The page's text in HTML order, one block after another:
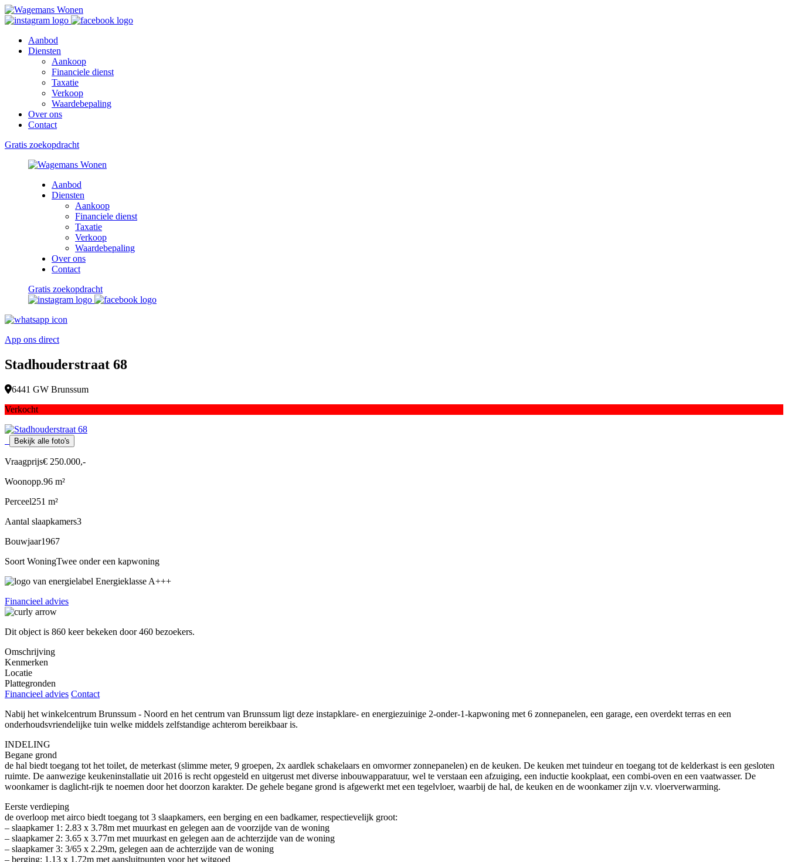
Aanbod
Diensten
Aankoop
Financiele dienst
Taxatie
Verkoop
Waardebepaling
Over ons
Contact
Gratis zoekopdracht
Aanbod
Diensten
Aankoop
Financiele dienst
Taxatie
Verkoop
Waardebepaling
Over ons
Contact
Gratis zoekopdracht
App ons direct
Stadhouderstraat 68
6441 GW Brunssum
Verkocht
Bekijk alle foto's
Vraagprijs€ 250.000,-
Woonopp.96 m²
Perceel251 m²
Aantal slaapkamers3
Bouwjaar1967
Soort WoningTwee onder een kapwoning
Energieklasse A+++
Financieel advies
Dit object is 860 keer bekeken door460 bezoekers.
Omschrijving
Kenmerken
Locatie
Plattegronden
Financieel advies Contact
Nabij het winkelcentrum Brunssum - Noord en het centrum van Brunssum ligt deze instapklare- en energiezuinige 2-onder-1-kapwoning met 6 zonnepanelen, een garage, een overdekt terras en een
onderhoudsvriendelijke tuin welke middels zelfstandige achterom bereikbaar is.
INDELING
Begane grond
de hal biedt toegang tot het toilet, de meterkast (slimme meter, 9 groepen, 2x aardlek schakelaars en omvormer zonnepanelen) en de keuken. De keuken met tuindeur en toegang tot de kelderkast is een gesloten
ruimte. De aanwezige keukeninstallatie uit 2016 is recht opgesteld en uitgerust met diverse inbouwapparatuur, wel te verstaan een afzuiging, een inductie kookplaat, een combi-oven en een vaatwasser. De
woonkamer is daglicht-rijk te noemen door het doorzon karakter. De gehele begane grond is afgewerkt met een tegelvloer, waarbij de hal, de keuken en de woonkamer zijn v.v. vloerverwarming.
Eerste verdieping
de overloop met airco biedt toegang tot 3 slaapkamers, een berging en een badkamer, respectievelijk groot:
– slaapkamer 1: 2.83 x 3.78m met muurkast en gelegen aan de voorzijde van de woning
– slaapkamer 2: 3.65 x 3.77m met muurkast en gelegen aan de achterzijde van de woning
– slaapkamer 3: 3/65 x 2.29m, gelegen aan de achterzijde van de woning
– berging: 1.13 x 1.72m met aansluitpunten voor het witgoed